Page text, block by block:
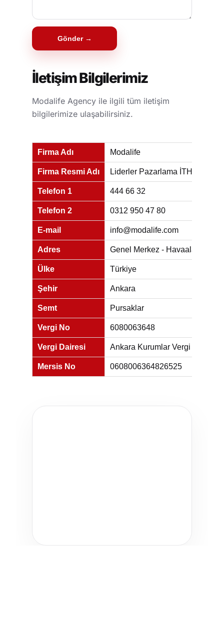
Gönder →
İletişim Bilgilerimiz
Modalife Agency ile ilgili tüm iletişim
bilgilerimize ulaşabilirsiniz.
Firma Adı Modalife
Firma Resmi Adı Liderler Pazarlama İTH. İHR.
Telefon 1 444 66 32
Telefon 2 0312 950 47 80
E-mail info@modalife.com
Adres Genel Merkez - Havaalanı
Ülke Türkiye
Şehir Ankara
Semt Pursaklar
Vergi No 6080063648
Vergi Dairesi Ankara Kurumlar Vergi Dairesi
Mersis No 0608006364826525